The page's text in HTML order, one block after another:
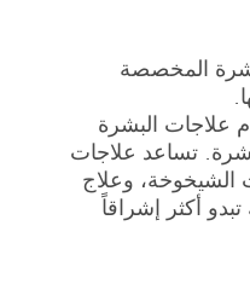
المخصصة
علاجات البشرة
تساعد علاجات
الشيخوخة، وعلاج
أكثر إشراقاً